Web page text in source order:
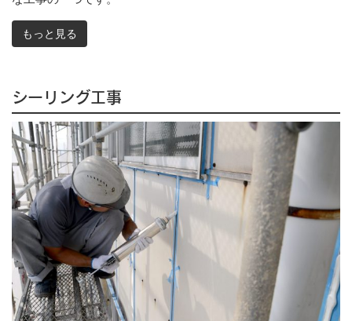
もっと見る
シーリング工事